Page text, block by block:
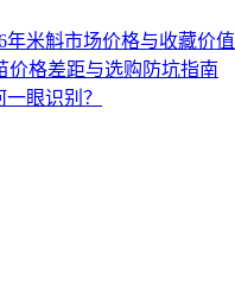
年米斛市场价格与收藏价值
价格差距与选购防坑指南
眼识别？